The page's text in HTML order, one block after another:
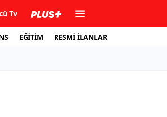
Tv
EĞİTİM RESMİ İLANLAR